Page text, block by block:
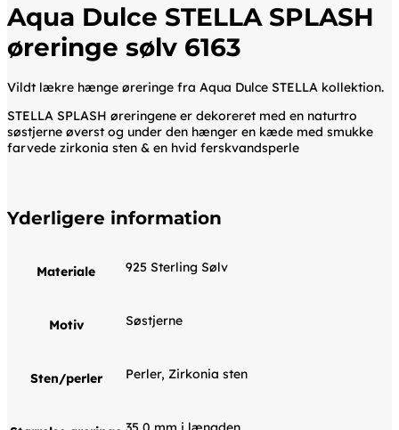
Aqua Dulce STELLA SPLASH
øreringe sølv 6163
Vildt lækre hænge øreringe fra Aqua Dulce STELLA kollektion.
STELLA SPLASH øreringene er dekoreret med en naturtro
søstjerne øverst og under den hænger en kæde med smukke
farvede zirkonia sten & en hvid ferskvandsperle
Yderligere information
Materiale 925 Sterling Sølv
Motiv Søstjerne
Sten/perler Perler, Zirkonia sten